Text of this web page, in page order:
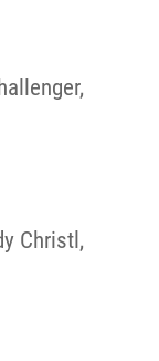
Christl,